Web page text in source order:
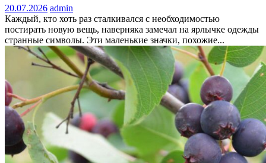
20.07.2026 admin
Каждый, кто хоть раз сталкивался с необходимостью
постирать новую вещь, наверняка замечал на ярлычке одежды
странные символы. Эти маленькие значки, похожие...